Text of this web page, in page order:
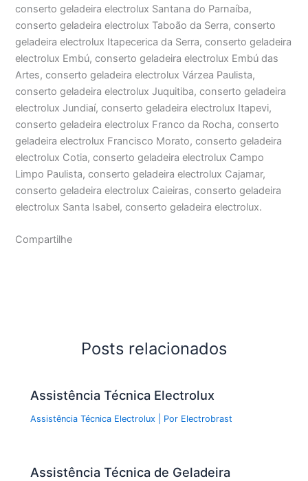
conserto geladeira electrolux Santana do Parnaíba,
conserto geladeira electrolux Taboão da Serra, conserto
geladeira electrolux Itapecerica da Serra, conserto geladeira
electrolux Embú, conserto geladeira electrolux Embú das
Artes, conserto geladeira electrolux Várzea Paulista,
conserto geladeira electrolux Juquitiba, conserto geladeira
electrolux Jundiaí, conserto geladeira electrolux Itapevi,
conserto geladeira electrolux Franco da Rocha, conserto
geladeira electrolux Francisco Morato, conserto geladeira
electrolux Cotia, conserto geladeira electrolux Campo
Limpo Paulista, conserto geladeira electrolux Cajamar,
conserto geladeira electrolux Caieiras, conserto geladeira
electrolux Santa Isabel, conserto geladeira electrolux.
Compartilhe
Posts relacionados
Assistência Técnica Electrolux
Assistência Técnica Electrolux | Por Electrobrast
Assistência Técnica de Geladeira